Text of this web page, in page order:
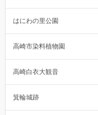
はにわの里公園
高崎市染料植物園
高崎白衣大観音
箕輪城跡